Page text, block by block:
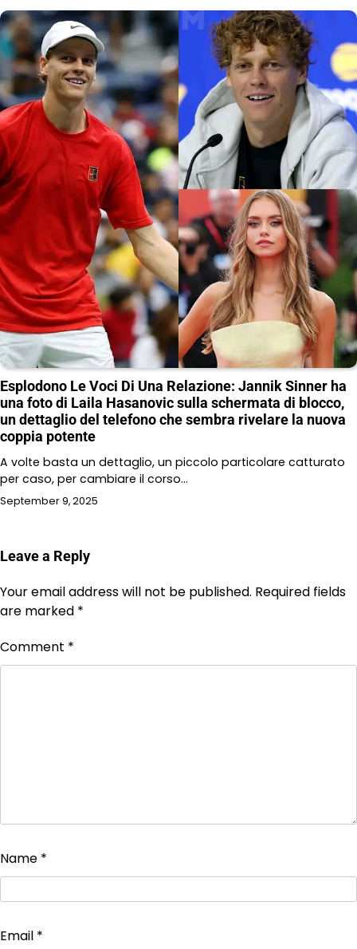
Esplodono Le Voci Di Una Relazione: Jannik Sinner ha
una foto di Laila Hasanovic sulla schermata di blocco,
un dettaglio del telefono che sembra rivelare la nuova
coppia potente
A volte basta un dettaglio, un piccolo particolare catturato
per caso, per cambiare il corso…
September 9, 2025
Leave a Reply
Your email address will not be published. Required fields
are marked *
Comment *
Name *
Email *